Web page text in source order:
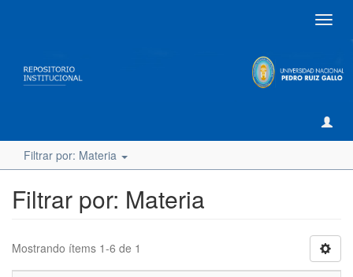
Filtrar por: Materia
Filtrar por: Materia
Mostrando ítems 1-6 de 1